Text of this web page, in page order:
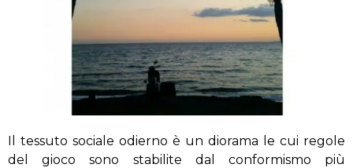
Il tessuto sociale odierno è un diorama le cui regole
del gioco sono stabilite dal conformismo più